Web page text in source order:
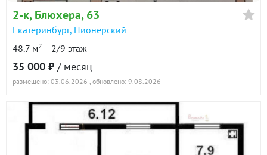
2-к, Блюхера, 63
Екатеринбург, Пионерский
48.7 м2 2/9 этаж
35 000 ₽ / месяц
размещено: 03.06.2026 , обновлено: 9.08.2026